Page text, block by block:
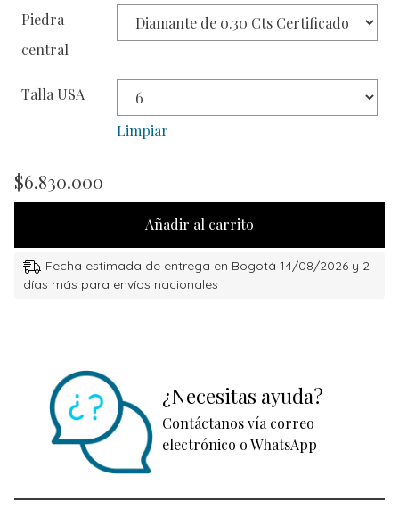
Piedra
central
Talla USA
Limpiar
$6.830.000
Añadir al carrito
Fecha estimada de entrega en Bogotá 14/08/2026 y 2
días más para envíos nacionales
¿Necesitas ayuda?
Contáctanos vía correo
electrónico o WhatsApp